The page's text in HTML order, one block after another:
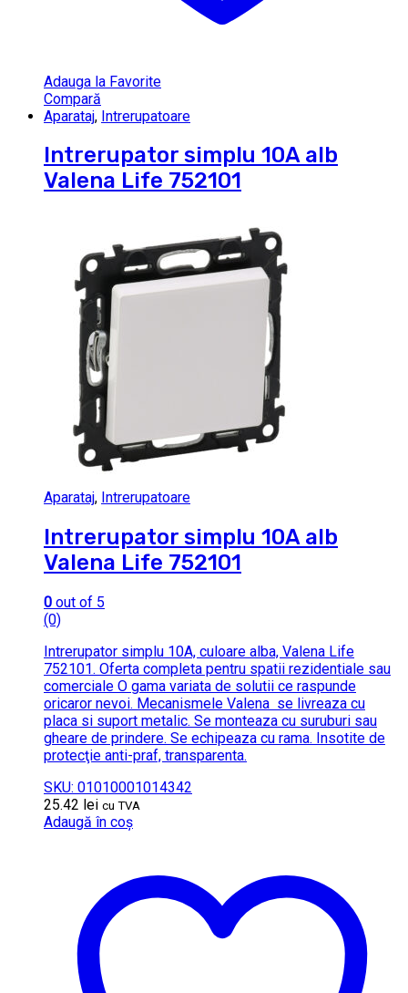
Adauga la Favorite
Compară
Aparataj, Intrerupatoare
Intrerupator simplu 10A alb
Valena Life 752101
Aparataj, Intrerupatoare
Intrerupator simplu 10A alb
Valena Life 752101
0 out of 5
(0)
Intrerupator simplu 10A, culoare alba, Valena Life
752101. Oferta completa pentru spatii rezidentiale sau
comerciale O gama variata de solutii ce raspunde
oricaror nevoi. Mecanismele Valena se livreaza cu
placa si suport metalic. Se monteaza cu suruburi sau
gheare de prindere. Se echipeaza cu rama. Insotite de
protecţie anti-praf, transparenta.
SKU: 01010001014342
25.42 lei cu TVA
Adaugă în coș